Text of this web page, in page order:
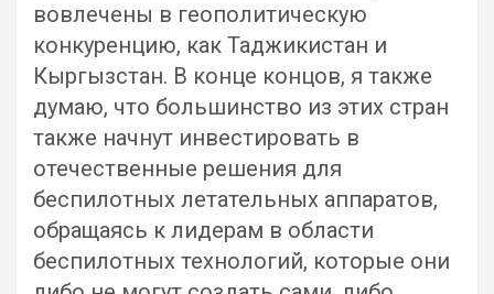
вовлечены в геополитическую
конкуренцию, как Таджикистан и
Кыргызстан. В конце концов, я также
думаю, что большинство из этих стран
также начнут инвестировать в
отечественные решения для
беспилотных летательных аппаратов,
обращаясь к лидерам в области
беспилотных технологий, которые они